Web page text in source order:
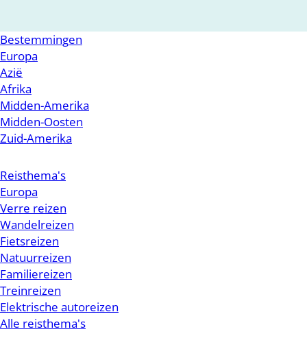
Bestemmingen
Europa
Azië
Afrika
Midden-Amerika
Midden-Oosten
Zuid-Amerika
Reisthema's
Europa
Verre reizen
Wandelreizen
Fietsreizen
Natuurreizen
Familiereizen
Treinreizen
Elektrische autoreizen
Alle reisthema's